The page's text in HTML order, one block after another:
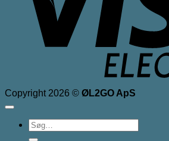
Copyright 2026 © ØL2GO ApS
Søg
efter: